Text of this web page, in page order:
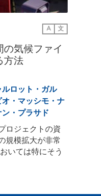
A 文
気候ファイ
方法
ロット・ガル
・マッシモ・ナ
・プラサド
ロジェクトの資
規模拡大が非常
いては特にそう